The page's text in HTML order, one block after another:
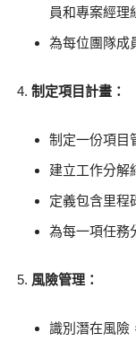
員和專案經理
為每位團隊成
制定項目計畫：
制定一份項目
建立工作分解
定義包含里程
為每一項任務
風險管理：
識別潛在風險